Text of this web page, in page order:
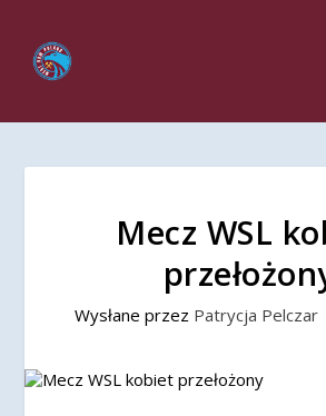
Mecz WSL
Wysłane przez Patrycja Pelczar